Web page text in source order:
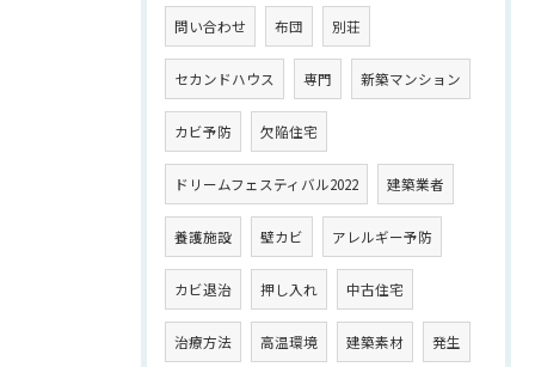
問い合わせ 布団 別荘
セカンドハウス 専門 新築マンション
カビ予防 欠陥住宅
ドリームフェスティバル2022 建築業者
養護施設 壁カビ アレルギー予防
カビ退治 押し入れ 中古住宅
治療方法 高温環境 建築素材 発生